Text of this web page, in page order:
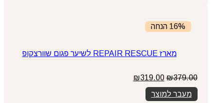
16% הנחה
מארז REPAIR RESCUE לשיער פגום שוורצקופ
₪379.00
המחיר
המקורי
היה:
₪319.00
מעבר למוצר